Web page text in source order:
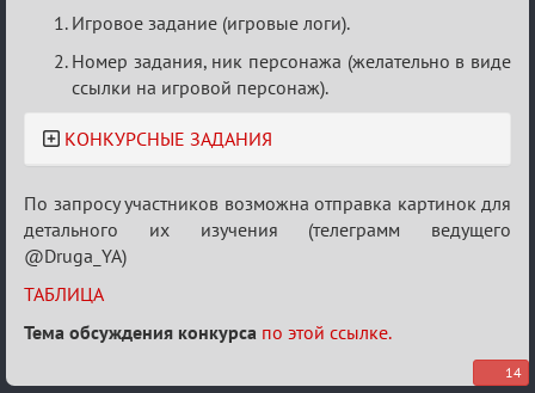
Игровое задание (игровые логи).
Номер задания, ник персонажа (желательно в виде
ссылки на игровой персонаж).
КОНКУРСНЫЕ ЗАДАНИЯ
По запросу участников возможна отправка картинок для
детального их изучения (телеграмм ведущего
@Druga_YA)
ТАБЛИЦА
Тема обсуждения конкурса по этой ссылке.
14